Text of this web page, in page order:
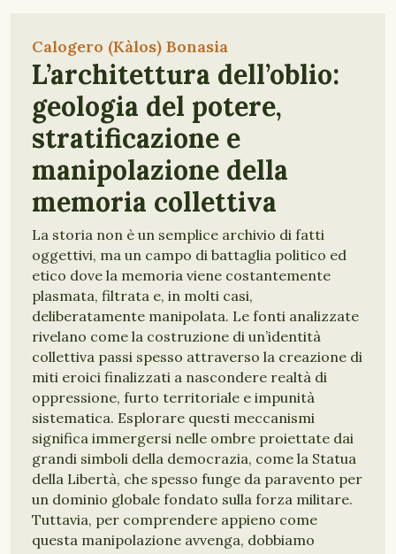
Calogero (Kàlos) Bonasia
L’architettura dell’oblio:
geologia del potere,
stratificazione e
manipolazione della
memoria collettiva
La storia non è un semplice archivio di fatti
oggettivi, ma un campo di battaglia politico ed
etico dove la memoria viene costantemente
plasmata, filtrata e, in molti casi,
deliberatamente manipolata. Le fonti analizzate
rivelano come la costruzione di un’identità
collettiva passi spesso attraverso la creazione di
miti eroici finalizzati a nascondere realtà di
oppressione, furto territoriale e impunità
sistematica. Esplorare questi meccanismi
significa immergersi nelle ombre proiettate dai
grandi simboli della democrazia, come la Statua
della Libertà, che spesso funge da paravento per
un dominio globale fondato sulla forza militare.
Tuttavia, per comprendere appieno come
questa manipolazione avvenga, dobbiamo